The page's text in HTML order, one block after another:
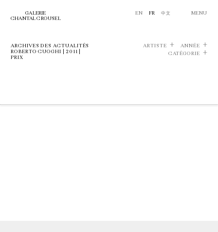
GALERIE
CHANTAL CROUSEL
EN FR 中文 MENU
ARCHIVES DES ACTUALITÉS
ROBERTO CUOGHI | 2011 |
PRIX
ARTISTE
ANNÉE
CATÉGORIE